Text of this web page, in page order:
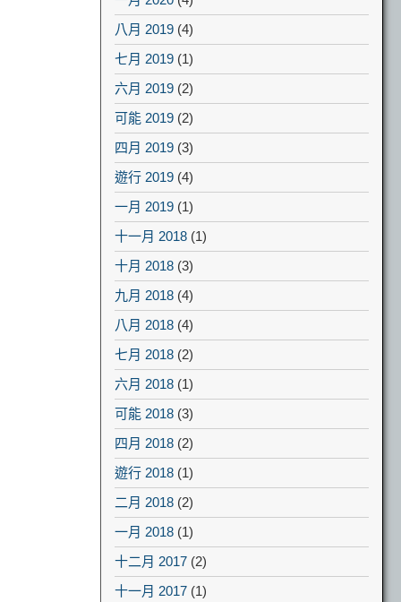
八月 2019 (4)
七月 2019 (1)
六月 2019 (2)
可能 2019 (2)
四月 2019 (3)
遊行 2019 (4)
一月 2019 (1)
十一月 2018 (1)
十月 2018 (3)
九月 2018 (4)
八月 2018 (4)
七月 2018 (2)
六月 2018 (1)
可能 2018 (3)
四月 2018 (2)
遊行 2018 (1)
二月 2018 (2)
一月 2018 (1)
十二月 2017 (2)
十一月 2017 (1)